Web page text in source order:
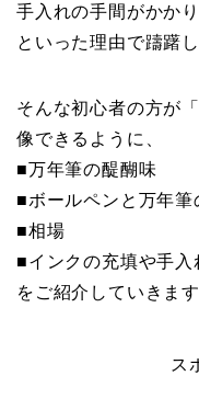
手入れの手間がかか
といった理由で躊躇
そんな初心者の方が
像できるように、
■万年筆の醍醐味
■ボールペンと万年筆
■相場
■インクの充填や手
をご紹介していきます
ス